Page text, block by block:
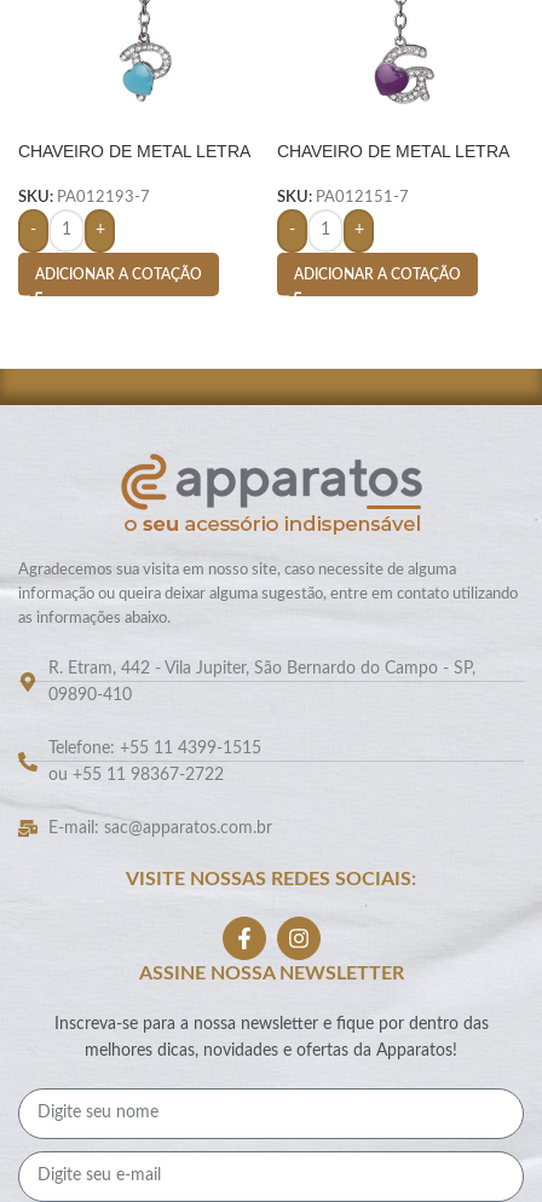
CHAVEIRO DE METAL LETRA
SKU: PA012193-7
- +
ADICIONAR A COTAÇÃO
CHAVEIRO DE METAL LETRA
SKU: PA012151-7
- +
ADICIONAR A COTAÇÃO
Agradecemos sua visita em nosso site, caso necessite de alguma
informação ou queira deixar alguma sugestão, entre em contato utilizando
as informações abaixo.
R. Etram, 442 - Vila Jupiter, São Bernardo do Campo - SP,
09890-410
Telefone: +55 11 4399-1515
ou +55 11 98367-2722
E-mail: sac@apparatos.com.br
VISITE NOSSAS REDES SOCIAIS:
ASSINE NOSSA NEWSLETTER
Inscreva-se para a nossa newsletter e fique por dentro das
melhores dicas, novidades e ofertas da Apparatos!